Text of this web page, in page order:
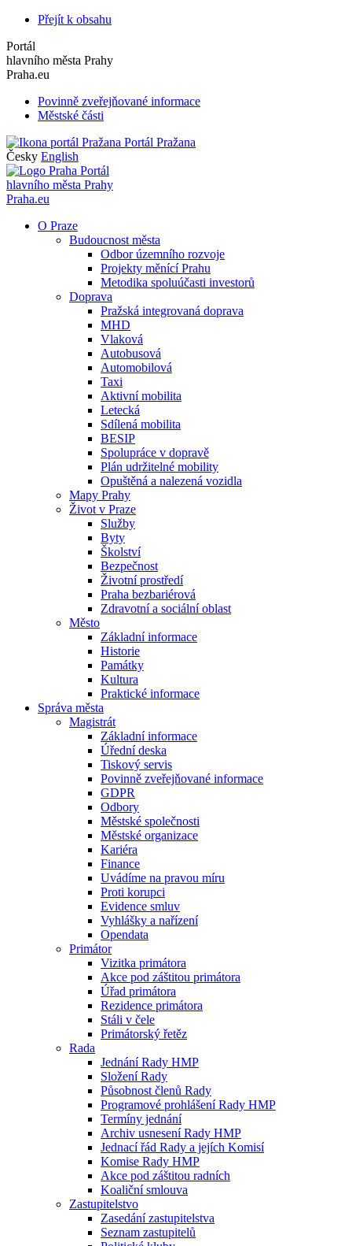
Přejít k obsahu
Portál
hlavního města Prahy
Praha.eu
Povinně zveřejňované informace
Městské části
Portál Pražana
Česky English
Portál
hlavního města Prahy
Praha.eu
O Praze
Budoucnost města
Odbor územního rozvoje
Projekty měnící Prahu
Metodika spoluúčasti investorů
Doprava
Pražská integrovaná doprava
MHD
Vlaková
Autobusová
Automobilová
Taxi
Aktivní mobilita
Letecká
Sdílená mobilita
BESIP
Spolupráce v dopravě
Plán udržitelné mobility
Opuštěná a nalezená vozidla
Mapy Prahy
Život v Praze
Služby
Byty
Školství
Bezpečnost
Životní prostředí
Praha bezbariérová
Zdravotní a sociální oblast
Město
Základní informace
Historie
Památky
Kultura
Praktické informace
Správa města
Magistrát
Základní informace
Úřední deska
Tiskový servis
Povinně zveřejňované informace
GDPR
Odbory
Městské společnosti
Městské organizace
Kariéra
Finance
Uvádíme na pravou míru
Proti korupci
Evidence smluv
Vyhlášky a nařízení
Opendata
Primátor
Vizitka primátora
Akce pod záštitou primátora
Úřad primátora
Rezidence primátora
Stáli v čele
Primátorský řetěz
Rada
Jednání Rady HMP
Složení Rady
Působnost členů Rady
Programové prohlášení Rady HMP
Termíny jednání
Archiv usnesení Rady HMP
Jednací řád Rady a jejích Komisí
Komise Rady HMP
Akce pod záštitou radních
Koaliční smlouva
Zastupitelstvo
Zasedání zastupitelstva
Seznam zastupitelů